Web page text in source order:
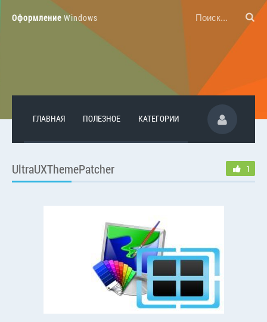
Оформление Windows
ГЛАВНАЯ ПОЛЕЗНОЕ КАТЕГОРИИ
UltraUXThemePatcher 1